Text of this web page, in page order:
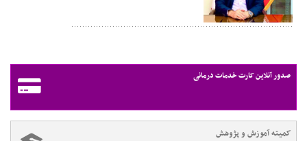
صدور آنلاین کارت خدمات درمانی
کمیته آموزش و پژوهش